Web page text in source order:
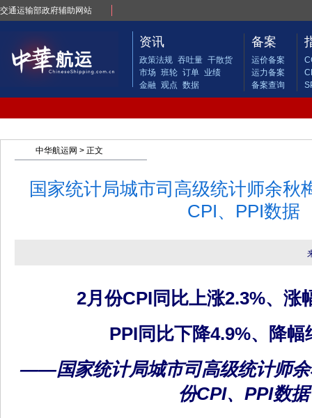
交通运输部政府辅助网站
资讯
政策法规 吞吐量 干散货
市场 班轮 订单 业绩
金融 观点 数据
备案
运价备案
运力备案
备案查询
中华航运网 > 正文
国家统计局城市司高级统计师余秋
CPI、PPI数据
2月份CPI同比上涨2.3%、涨
PPI同比下降4.9%、降幅
——国家统计局城市司高级统计师余
份CPI、PPI数据